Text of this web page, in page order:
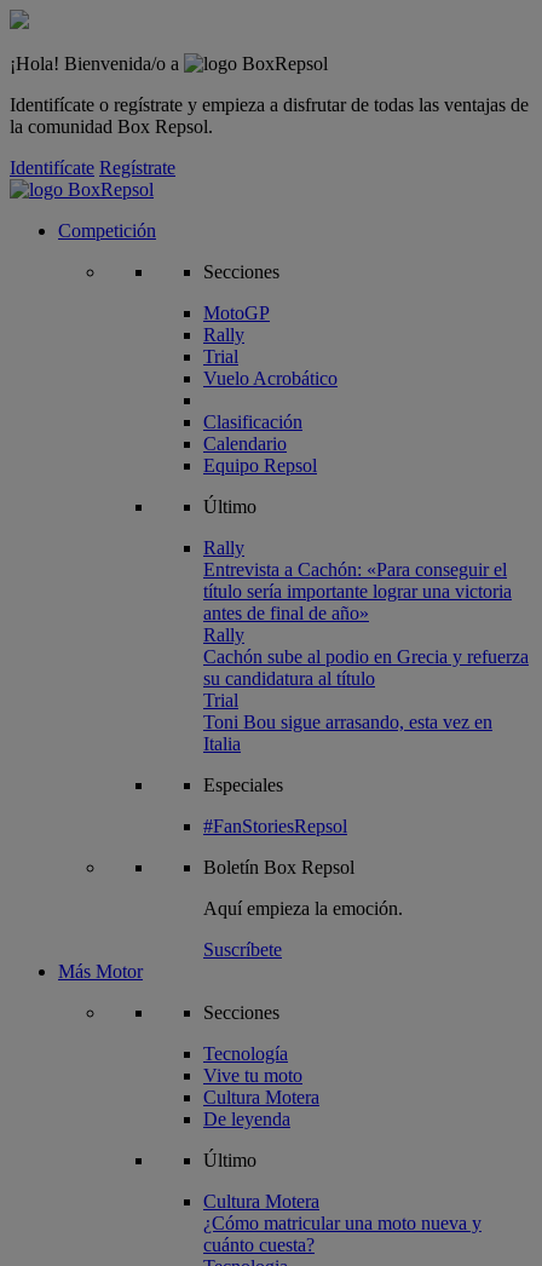
¡Hola! Bienvenida/o a
Identifícate o regístrate y empieza a disfrutar de todas las ventajas de
la comunidad Box Repsol.
Identifícate Regístrate
Competición
Secciones
MotoGP
Rally
Trial
Vuelo Acrobático
Clasificación
Calendario
Equipo Repsol
Último
Rally
Entrevista a Cachón: «Para conseguir el
título sería importante lograr una victoria
antes de final de año»
Rally
Cachón sube al podio en Grecia y refuerza
su candidatura al título
Trial
Toni Bou sigue arrasando, esta vez en
Italia
Especiales
#FanStoriesRepsol
Boletín Box Repsol
Aquí empieza la emoción.
Suscríbete
Más Motor
Secciones
Tecnología
Vive tu moto
Cultura Motera
De leyenda
Último
Cultura Motera
¿Cómo matricular una moto nueva y
cuánto cuesta?